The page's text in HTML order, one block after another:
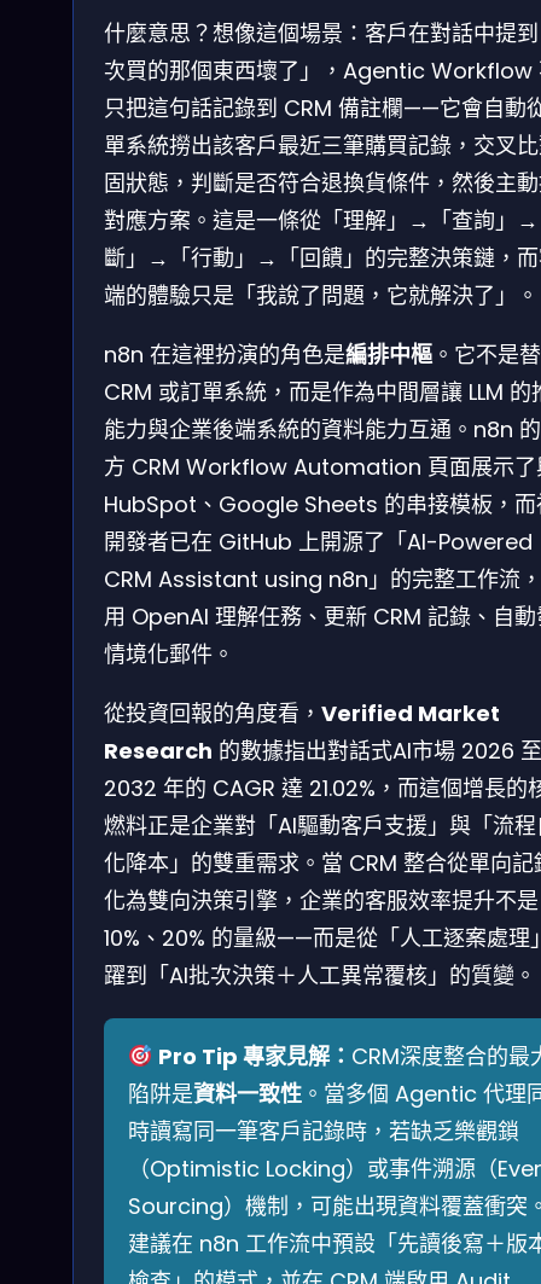
什麼意思？想像這個場景：客戶在對話中提
次買的那個東西壞了」，Agentic Workflow
只把這句話記錄到 CRM 備註欄——它會自動
單系統撈出該客戶最近三筆購買記錄，交叉
固狀態，判斷是否符合退換貨條件，然後主
對應方案。這是一條從「理解」→「查詢」
斷」→「行動」→「回饋」的完整決策鏈，
端的體驗只是「我說了問題，它就解決了」。
n8n 在這裡扮演的角色是編排中樞。它不是
CRM 或訂單系統，而是作為中間層讓 LLM 的
能力與企業後端系統的資料能力互通。n8n
方 CRM Workflow Automation 頁面展示了
HubSpot、Google Sheets 的串接模板，而
開發者已在 GitHub 上開源了「AI-Powered
CRM Assistant using n8n」的完整工作流
用 OpenAI 理解任務、更新 CRM 記錄、自
情境化郵件。
從投資回報的角度看， Verified Market
Research 的數據指出對話式AI市場 2026 至
2032 年的 CAGR 達 21.02%，而這個增長的
燃料正是企業對「AI驅動客戶支援」與「流
化降本」的雙重需求。當 CRM 整合從單向記
化為雙向決策引擎，企業的客服效率提升不是
10%、20% 的量級——而是從「人工逐案處理
躍到「AI批次決策＋人工異常覆核」的質變。
Pro Tip 專家見解： CRM深度整合的最
陷阱是資料一致性 。當多個 Agentic 代理
時讀寫同一筆客戶記錄時，若缺乏樂觀鎖
（Optimistic Locking）或事件溯源（
Sourcing）機制，可能出現資料覆蓋衝突
建議在 n8n 工作流中預設「先讀後寫＋版